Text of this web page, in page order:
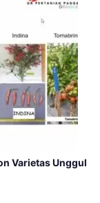
Varietas Unggul